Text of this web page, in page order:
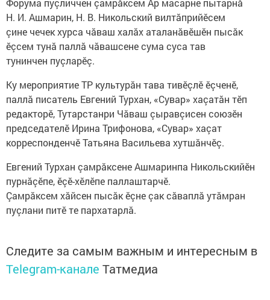
Н. И. Ашмарин, Н. В. Никольский вилтăприйӗсем
çине чечек хурса чăваш халăх аталанăвӗшӗн пысăк
ӗçсем тунă паллă чăвашсене сума суса тав
тунинчен пуçларӗç.
Ку мероприятие ТР культурăн тава тивӗçлӗ ӗçченӗ,
паллă писатель Евгений Турхан, «Сувар» хаçатăн тӗп
редакторӗ, Тутарстанри Чăваш çыравçисен союзӗн
председателӗ Ирина Трифонова, «Сувар» хаçат
корреспонденчӗ Татьяна Васильева хутшăнчӗç.
Евгений Турхан çамрăксене Ашмаринпа Никольскийӗн
пурнăçӗпе, ӗçӗ-хӗлӗпе паллаштарчӗ.
Çамрăксем хăйсен пысăк ӗçне çак сăваплă утăмран
пуçлани питӗ те пархатарлă.
Следите за самым важным и интересным в
Telegram-канале Татмедиа